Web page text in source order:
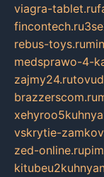
viagra-tablet.ru
fincontech.ru
rebus-toys.ru
medsprawo-4-
zajmy24.ru
brazzerscom.ru
vskrytie-
zed-online.ru